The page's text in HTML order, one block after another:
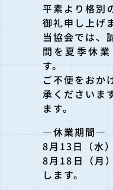
平素より格別
御礼申し上げ
当協会では、
間を夏季休
す。
ご不便をおか
承くださいま
ます。
―休業期間―
8月13日（水
8月18日（月
します。